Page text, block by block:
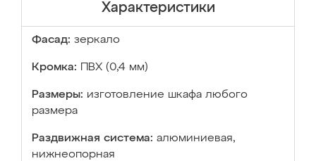
Характеристики
Фасад: зеркало
Кромка: ПВХ (0,4 мм)
Размеры: изготовление шкафа любого
размера
Раздвижная система: алюминиевая,
нижнеопорная